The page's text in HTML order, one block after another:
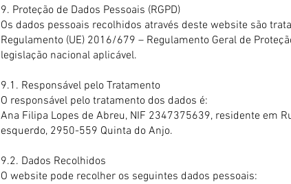
9. Proteção de Dados Pessoais (RGPD)
Os dados pessoais recolhidos através deste website são
Regulamento (UE) 2016/679 – Regulamento Geral de
legislação nacional aplicável.
9.1. Responsável pelo Tratamento
O responsável pelo tratamento dos dados é:
Ana Filipa Lopes de Abreu, NIF 2347375639, residente em
esquerdo, 2950-559 Quinta do Anjo.
9.2. Dados Recolhidos
O website pode recolher os seguintes dados pessoais: